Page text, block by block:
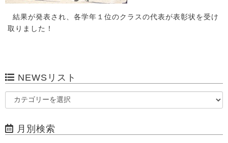
結果が発表され、各学年１位のクラスの代表が表彰状を受け
取りました！
NEWSリスト
月別検索